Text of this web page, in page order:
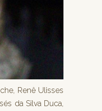
Renê Ulisses
da Silva Duca,